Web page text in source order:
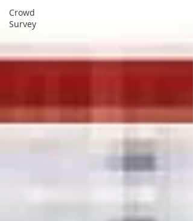
Crowd
Survey